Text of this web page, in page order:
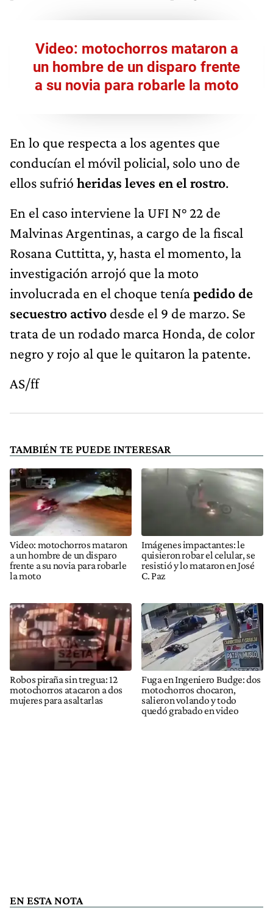
Video: motochorros mataron a
un hombre de un disparo frente
a su novia para robarle la moto
En lo que respecta a los agentes que
conducían el móvil policial, solo uno de
ellos sufrió heridas leves en el rostro.
En el caso interviene la UFI N° 22 de
Malvinas Argentinas, a cargo de la fiscal
Rosana Cuttitta, y, hasta el momento, la
investigación arrojó que la moto
involucrada en el choque teníapedido de
secuestro activo desde el 9 de marzo. Se
trata de un rodado marca Honda, de color
negro y rojo al que le quitaron la patente.
AS/ff
TAMBIÉN TE PUEDE INTERESAR
Video: motochorros mataron
a un hombre de un disparo
frente a su novia para robarle
la moto
Imágenes impactantes: le
quisieron robar el celular, se
resistió y lo mataron en José
C. Paz
Robos piraña sin tregua: 12
motochorros atacaron a dos
mujeres para asaltarlas
Fuga en Ingeniero Budge: dos
motochorros chocaron,
salieron volando y todo
quedó grabado en video
EN ESTA NOTA